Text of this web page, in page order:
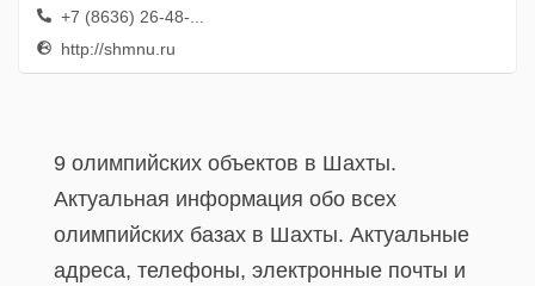
+7 (8636) 26-48-...
http://shmnu.ru
9 олимпийских объектов в Шахты.
Актуальная информация обо всех
олимпийских базах в Шахты. Актуальные
адреса, телефоны, электронные почты и